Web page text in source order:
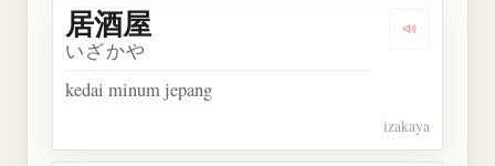
Dengarkan
居酒屋
いざかや
kedai minum jepang
izakaya